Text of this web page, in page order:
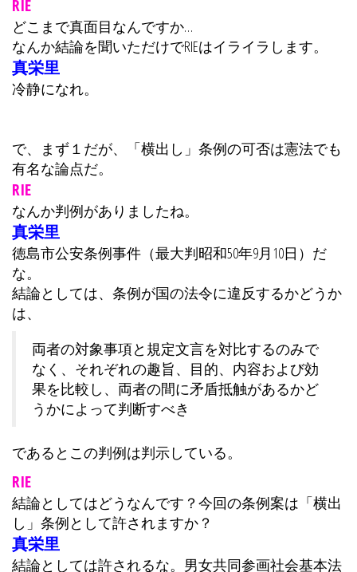
RIE
どこまで真面目なんですか…
なんか結論を聞いただけでRIEはイライラします。
真栄里
冷静になれ。
で、まず１だが、「横出し」条例の可否は憲法でも
有名な論点だ。
RIE
なんか判例がありましたね。
真栄里
徳島市公安条例事件（最大判昭和50年9月10日）だ
な。
結論としては、条例が国の法令に違反するかどうか
は、
両者の対象事項と規定文言を対比するのみで
なく、それぞれの趣旨、目的、内容および効
果を比較し、両者の間に矛盾抵触があるかど
うかによって判断すべき
であるとこの判例は判示している。
RIE
結論としてはどうなんです？今回の条例案は「横出
し」条例として許されますか？
真栄里
結論としては許されるな。男女共同参画社会基本法